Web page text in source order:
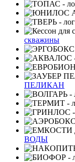
скважины
ПЕЛИКАН
ВОДЫ